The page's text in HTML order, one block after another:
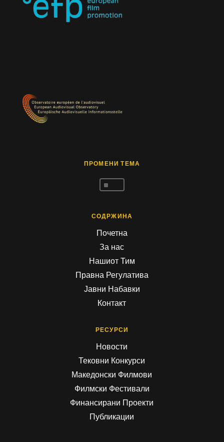
ПРОМЕНИ ТЕМА
^
СОДРЖИНА
Почетна
За нас
Нашиот Тим
Правна Регулатива
Јавни Набавки
Контакт
РЕСУРСИ
Новости
Тековни Конкурси
Македонски Филмови
Филмски Фестивали
Финансирани Проекти
Публикации